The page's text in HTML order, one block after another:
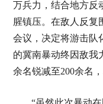
万兵力，结合地方反
腥镇压。在敌人反复
会议，决定将游击队
的冀南暴动终因敌我
余名锐减至200余名